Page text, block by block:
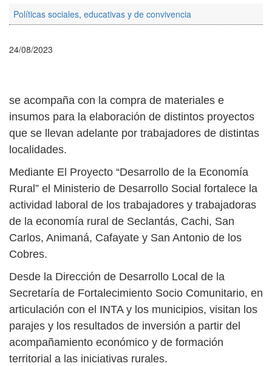
Políticas sociales, educativas y de convivencia
24/08/2023
se acompaña con la compra de materiales e
insumos para la elaboración de distintos proyectos
que se llevan adelante por trabajadores de distintas
localidades.
Mediante El Proyecto “Desarrollo de la Economía
Rural” el Ministerio de Desarrollo Social fortalece la
actividad laboral de los trabajadores y trabajadoras
de la economía rural de Seclantás, Cachi, San
Carlos, Animaná, Cafayate y San Antonio de los
Cobres.
Desde la Dirección de Desarrollo Local de la
Secretaría de Fortalecimiento Socio Comunitario, en
articulación con el INTA y los municipios, visitan los
parajes y los resultados de inversión a partir del
acompañamiento económico y de formación
territorial a las iniciativas rurales.